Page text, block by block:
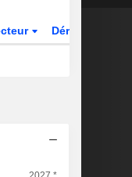
Dérivés